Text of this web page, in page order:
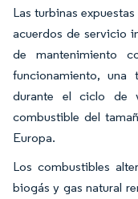
Las turbinas
acuerdos de servicio
de mantenimiento
funcionamiento,
durante el ciclo de
combustible del
Europa.
Los combustibles
biogás y gas natural